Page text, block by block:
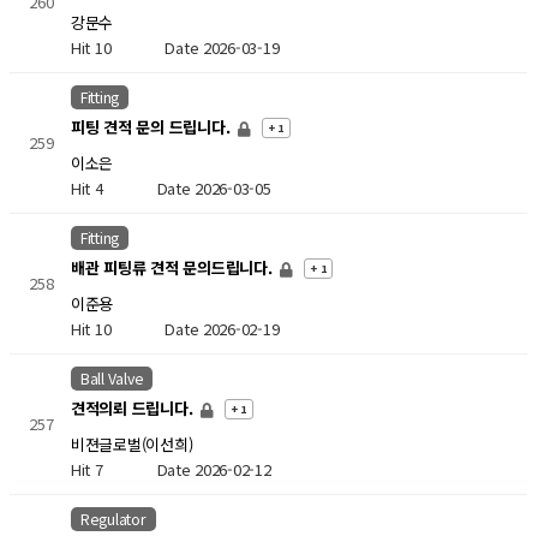
강문수
Hit 10Date 2026-03-19
259
Fitting
피팅 견적 문의 드립니다. + 1
이소은
Hit 4 Date 2026-03-05
258
Fitting
배관 피팅류 견적 문의드립니다. + 1
이준용
Hit 10Date 2026-02-19
257
Ball Valve
견적의뢰 드립니다. + 1
비젼글로벌(이선희)
Hit 7 Date 2026-02-12
Regulator